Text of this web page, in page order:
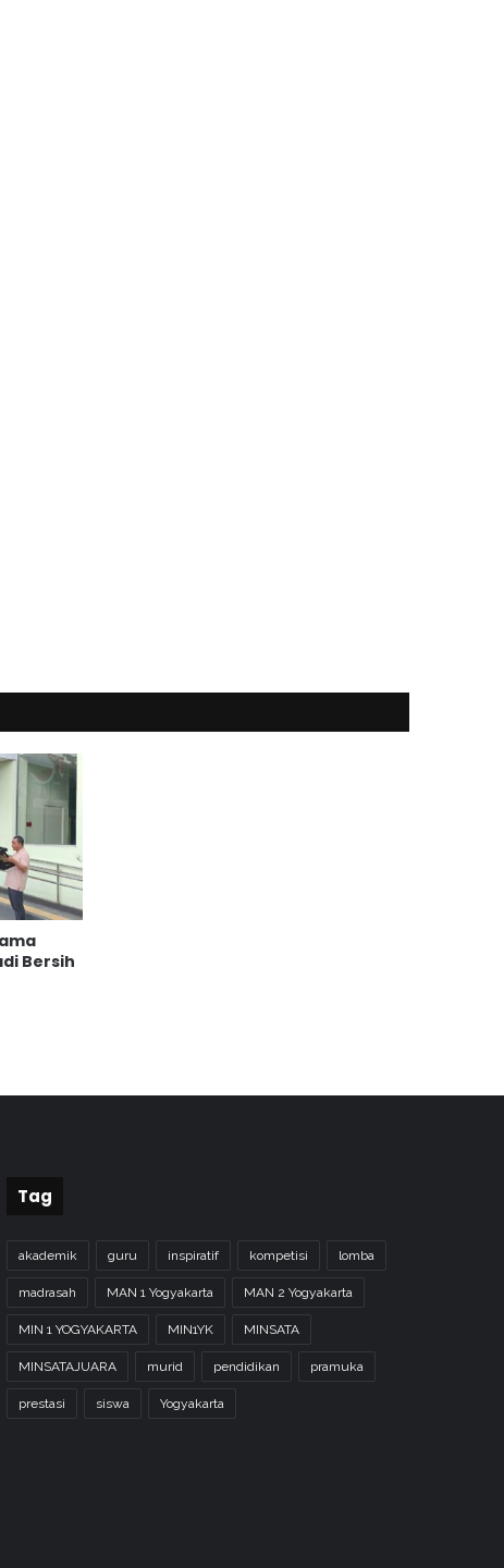
Bersih
Tag
akademik guru inspiratif kompetisi lomba
madrasah MAN 1 Yogyakarta MAN 2 Yogyakarta
MIN 1 YOGYAKARTA MIN1YK MINSATA
MINSATAJUARA murid pendidikan pramuka
prestasi siswa Yogyakarta